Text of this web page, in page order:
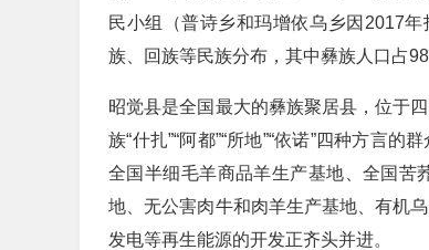
民小组（普诗乡和玛增依乌乡因2017
族、回族等民族分布，其中彝族人口占
昭觉县是全国最大的彝族聚居县，位于
族“什扎”“阿都”“所地”“依诺”四种方言
全国半细毛羊商品羊生产基地、全国苦
地、无公害肉牛和肉羊生产基地、有机
发电等再生能源的开发正齐头并进。